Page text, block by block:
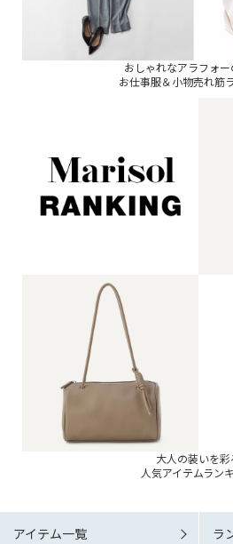
おしゃれなアラフォ
お仕事服＆小物売れ筋
大人の装いを彩
人気アイテムラン
アイテム一覧 ラ